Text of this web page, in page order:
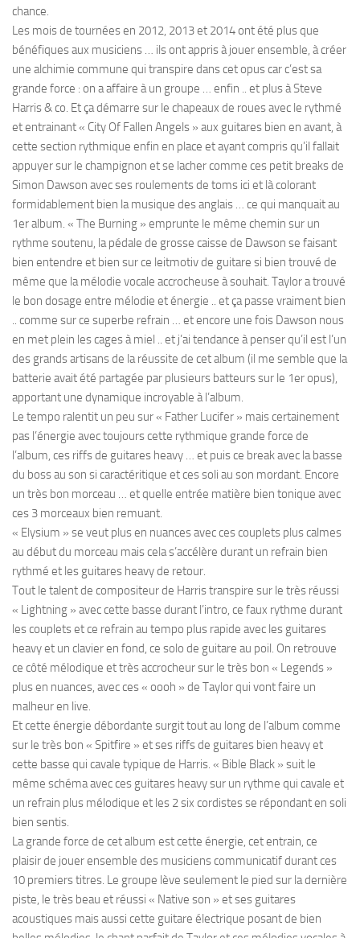
chance.
Les mois de tournées en 2012, 2013 et 2014 ont été plus que
bénéfiques aux musiciens … ils ont appris à jouer ensemble, à créer
une alchimie commune qui transpire dans cet opus car c’est sa
grande force : on a affaire à un groupe … enfin .. et plus à Steve
Harris & co. Et ça démarre sur le chapeaux de roues avec le rythmé
et entrainant « City Of Fallen Angels » aux guitares bien en avant, à
cette section rythmique enfin en place et ayant compris qu’il fallait
appuyer sur le champignon et se lacher comme ces petit breaks de
Simon Dawson avec ses roulements de toms ici et là colorant
formidablement bien la musique des anglais … ce qui manquait au
1er album. « The Burning » emprunte le même chemin sur un
rythme soutenu, la pédale de grosse caisse de Dawson se faisant
bien entendre et bien sur ce leitmotiv de guitare si bien trouvé de
même que la mélodie vocale accrocheuse à souhait. Taylor a trouvé
le bon dosage entre mélodie et énergie .. et ça passe vraiment bien
.. comme sur ce superbe refrain … et encore une fois Dawson nous
en met plein les cages à miel .. et j’ai tendance à penser qu’il est l’un
des grands artisans de la réussite de cet album (il me semble que la
batterie avait été partagée par plusieurs batteurs sur le 1er opus),
apportant une dynamique incroyable à l’album.
Le tempo ralentit un peu sur « Father Lucifer » mais certainement
pas l’énergie avec toujours cette rythmique grande force de
l’album, ces riffs de guitares heavy … et puis ce break avec la basse
du boss au son si caractéritique et ces soli au son mordant. Encore
un très bon morceau … et quelle entrée matière bien tonique avec
ces 3 morceaux bien remuant.
« Elysium » se veut plus en nuances avec ces couplets plus calmes
au début du morceau mais cela s’accélère durant un refrain bien
rythmé et les guitares heavy de retour.
Tout le talent de compositeur de Harris transpire sur le très réussi
« Lightning » avec cette basse durant l’intro, ce faux rythme durant
les couplets et ce refrain au tempo plus rapide avec les guitares
heavy et un clavier en fond, ce solo de guitare au poil. On retrouve
ce côté mélodique et très accrocheur sur le très bon « Legends »
plus en nuances, avec ces « oooh » de Taylor qui vont faire un
malheur en live.
Et cette énergie débordante surgit tout au long de l’album comme
sur le très bon « Spitfire » et ses riffs de guitares bien heavy et
cette basse qui cavale typique de Harris. « Bible Black » suit le
même schéma avec ces guitares heavy sur un rythme qui cavale et
un refrain plus mélodique et les 2 six cordistes se répondant en soli
bien sentis.
La grande force de cet album est cette énergie, cet entrain, ce
plaisir de jouer ensemble des musiciens communicatif durant ces
10 premiers titres. Le groupe lève seulement le pied sur la dernière
piste, le très beau et réussi « Native son » et ses guitares
acoustiques mais aussi cette guitare électrique posant de bien